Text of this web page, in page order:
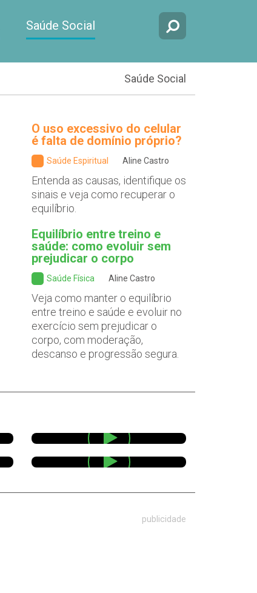
Saúde Social
Saúde Social
O uso excessivo do celular
é falta de domínio próprio?
Saúde Espiritual Aline Castro
Entenda as causas, identifique os
sinais e veja como recuperar o
equilíbrio.
Equilíbrio entre treino e
saúde: como evoluir sem
prejudicar o corpo
Saúde Física Aline Castro
Veja como manter o equilíbrio
entre treino e saúde e evoluir no
exercício sem prejudicar o
corpo, com moderação,
descanso e progressão segura.
publicidade